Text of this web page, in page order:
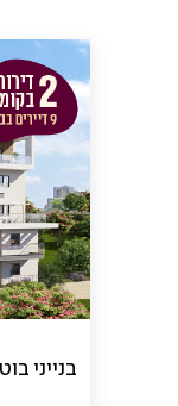
בנייני